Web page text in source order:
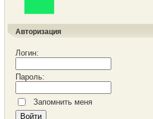
Авторизация
Логин:
Пароль:
Запомнить меня